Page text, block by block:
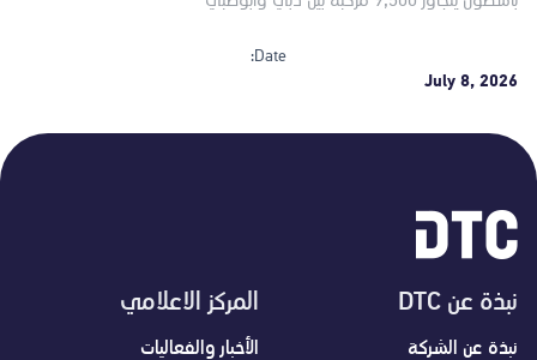
Date:
July 8, 2026
نبذة عن DTC
نبذة عن الشركة
المركز الاعلامي
الأخبار والفعاليات